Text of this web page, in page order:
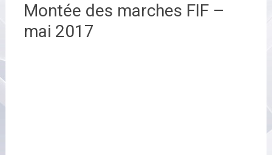
Montée des marches FIF –
mai 2017